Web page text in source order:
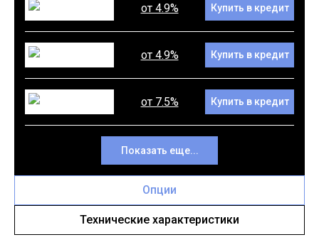
от 4.9% Купить в кредит
от 4.9% Купить в кредит
от 7.5% Купить в кредит
Показать еще...
Опции
Технические характеристики